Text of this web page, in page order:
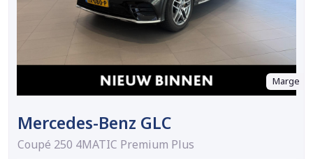
Marge
Mercedes-Benz GLC
Coupé 250 4MATIC Premium Plus